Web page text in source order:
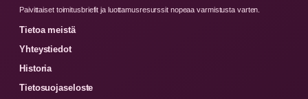
Paivittaiset toimitusbriefit ja luottamusresurssit nopeaa varmistusta varten.
Tietoa meistä
Yhteystiedot
Historia
Tietosuojaseloste